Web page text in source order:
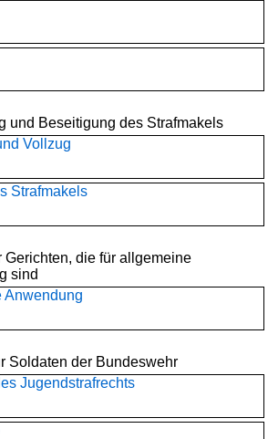
und Beseitigung des Strafmakels
Vollzug
Strafmakels
Gerichten, die für allgemeine
sind
Anwendung
Soldaten der Bundeswehr
Jugendstrafrechts